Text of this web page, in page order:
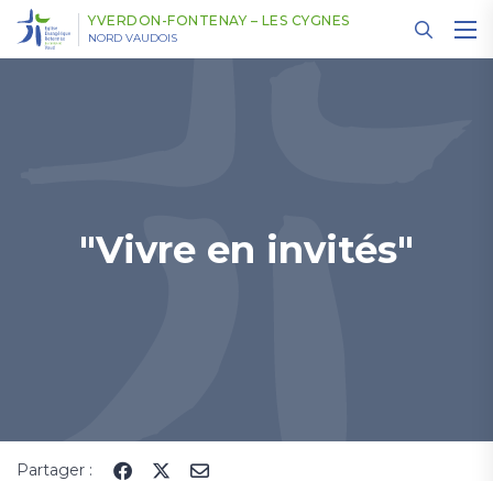
YVERDON-FONTENAY – LES CYGNES
NORD VAUDOIS
"Vivre en invités"
Partager :
Panneau de gestion des cookies